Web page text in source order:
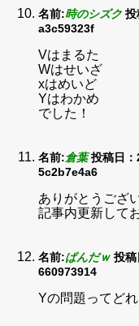
名前:時のシズク 投
a3c59323f
Vはまるた
Wはせいざ
xはめいど
Yはわかめ
でした！
名前:倉葉 投稿日
5c2b7e4a6
ありがとうござ
記事内更新して
名前:ぱんだｗ 投
660973914
Yの問題ってどれ